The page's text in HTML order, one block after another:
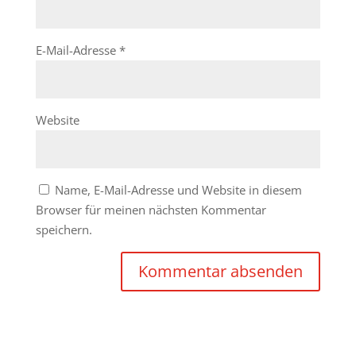
E-Mail-Adresse *
Website
Name, E-Mail-Adresse und Website in diesem
Browser für meinen nächsten Kommentar
speichern.